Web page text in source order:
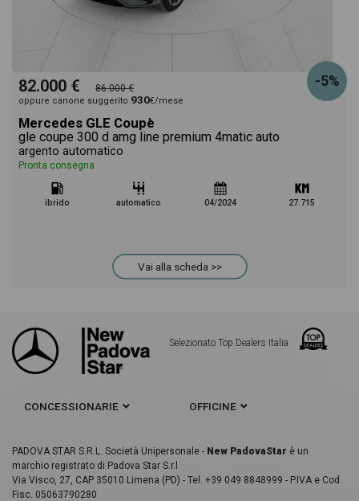
-5%
82.000 € 86.000 €
oppure canone suggerito 930€/mese
Mercedes GLE Coupè
gle coupe 300 d amg line premium 4matic auto
argento automatico
Pronta consegna
ibrido automatico 04/2024 27.715
Vai alla scheda >>
Selezionato Top Dealers Italia
CONCESSIONARIE OFFICINE
PADOVA STAR S.R.L. Società Unipersonale - New PadovaStar è un
marchio registrato di Padova Star S.r.l
Via Visco, 27, CAP 35010 Limena (PD) - Tel. +39 049 8848999 - P.IVA e Cod.
Fisc. 05063790280